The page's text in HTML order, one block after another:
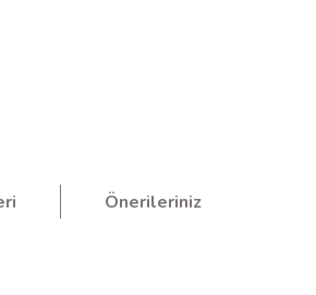
Önerileriniz